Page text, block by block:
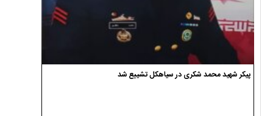
پیکر شهید محمد شکری در سیاهکل تشییع شد